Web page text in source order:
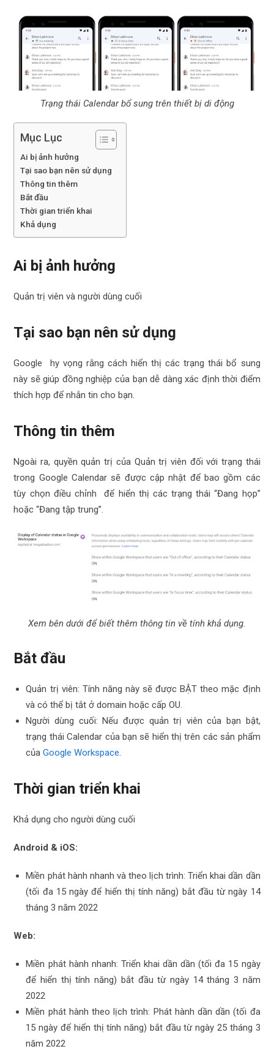
Trạng thái Calendar bổ sung trên thiết bị di động
Mục Lục
Ai bị ảnh hưởng
Tại sao bạn nên sử dụng
Thông tin thêm
Bắt đầu
Thời gian triển khai
Khả dụng
Ai bị ảnh hưởng
Quản trị viên và người dùng cuối
Tại sao bạn nên sử dụng
Google hy vọng rằng cách hiển thị các trạng thái bổ sung
này sẽ giúp đồng nghiệp của bạn dễ dàng xác định thời điểm
thích hợp để nhắn tin cho bạn.
Thông tin thêm
Ngoài ra, quyền quản trị của Quản trị viên đối với trạng thái
trong Google Calendar sẽ được cập nhật để bao gồm các
tùy chọn điều chỉnh để hiển thị các trạng thái “Đang họp”
hoặc “Đang tập trung”.
Xem bên dưới để biết thêm thông tin về tính khả dụng.
Bắt đầu
Quản trị viên: Tính năng này sẽ được BẬT theo mặc định
và có thể bị tắt ở domain hoặc cấp OU.
Người dùng cuối: Nếu được quản trị viên của bạn bật,
trạng thái Calendar của bạn sẽ hiển thị trên các sản phẩm
củaGoogle Workspace.
Thời gian triển khai
Khả dụng cho người dùng cuối
Android & iOS:
Miền phát hành nhanh và theo lịch trình: Triển khai dần dần
(tối đa 15 ngày để hiển thị tính năng) bắt đầu từ ngày 14
tháng 3 năm 2022
Web:
Miền phát hành nhanh: Triển khai dần dần (tối đa 15 ngày
để hiển thị tính năng) bắt đầu từ ngày 14 tháng 3 năm
2022
Miền phát hành theo lịch trình: Phát hành dần dần (tối đa
15 ngày để hiển thị tính năng) bắt đầu từ ngày 25 tháng 3
năm 2022